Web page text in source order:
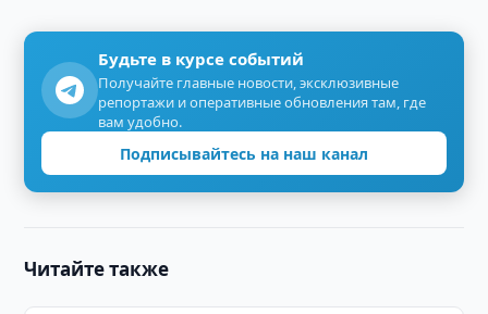
Будьте в курсе событий
Получайте главные новости, эксклюзивные
репортажи и оперативные обновления там, где
вам удобно.
Подписывайтесь на наш канал
Читайте также